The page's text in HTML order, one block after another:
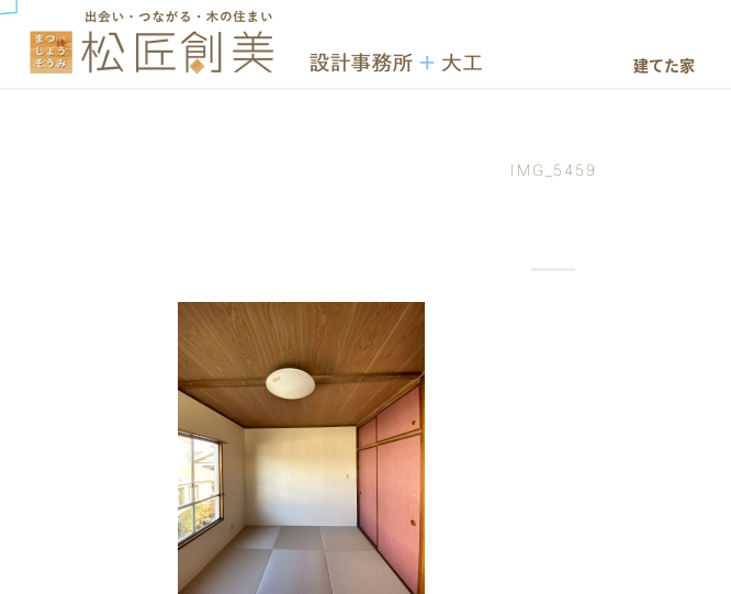
建てた家
IMG_5459